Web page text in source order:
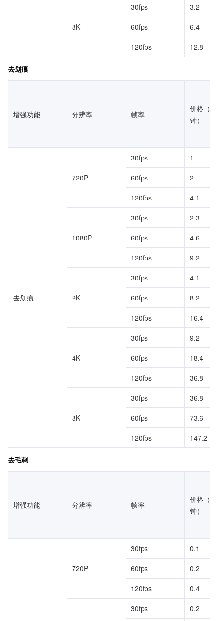
8K
30fps 3.2
60fps 6.4
120fps 12.8
去划痕
增强功能 分辨率 帧率
价格（
钟）
去划痕
720P
30fps 1
60fps 2
120fps 4.1
1080P
30fps 2.3
60fps 4.6
120fps 9.2
2K
30fps 4.1
60fps 8.2
120fps 16.4
4K
30fps 9.2
60fps 18.4
120fps 36.8
8K
30fps 36.8
60fps 73.6
120fps 147.2
去毛刺
增强功能 分辨率 帧率
价格（
钟）
720P
30fps 0.1
60fps 0.2
120fps 0.4
30fps 0.2